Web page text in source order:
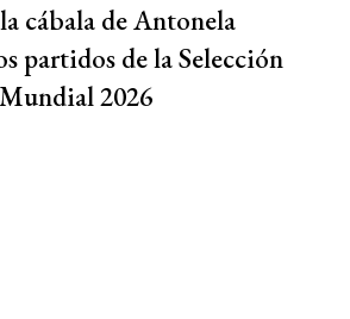
cábala de Antonela
partidos de la Selección
2026